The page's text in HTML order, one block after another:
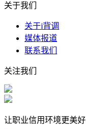
关于我们
关于i背调
媒体报道
联系我们
关注我们
让职业信用环境更美好